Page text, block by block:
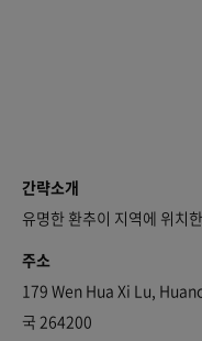
간략소개
유명한 환추이 지역에 위치
주소
179 Wen Hua Xi Lu,
국 264200